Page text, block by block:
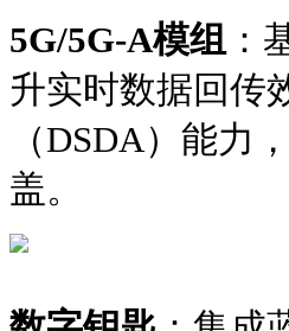
5G/5G-A模组 ：
升实时数据回传
（DSDA）能力
盖。